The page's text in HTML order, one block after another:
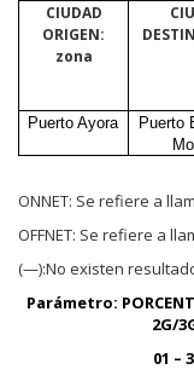
CIUDAD
ORIGEN:
zona
Puerto Ayora
Puerto
ONNET: Se refiere a
OFFNET: Se refiere a
(—):No existen
Parámetro:
2G/
01 –